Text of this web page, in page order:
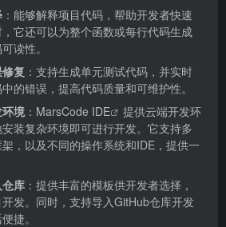
：能够解释项目代码，帮助开发者快速
它还可以为整个函数或每行代码生成
读性。
复 ：支持生成单元测试代码，并实时
的错误，提高代码质量和可维护性。
境 ：MarsCode IDE
提供云端开发环
装复杂环境即可进行开发。它支持多
，以及不同的操作系统和IDE，提供一
库 ：提供丰富的模板供开发者选择，
发。同时，支持导入GitHub仓库开发
捷。